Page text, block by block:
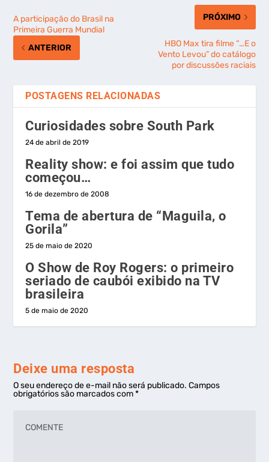
A participação do Brasil na
Primeira Guerra Mundial
ANTERIOR
PRÓXIMO
HBO Max tira filme “…E o
Vento Levou” do catálogo
por discussões raciais
POSTAGENS RELACIONADAS
Curiosidades sobre South Park
24 de abril de 2019
Reality show: e foi assim que tudo
começou…
16 de dezembro de 2008
Tema de abertura de “Maguila, o
Gorila”
25 de maio de 2020
O Show de Roy Rogers: o primeiro
seriado de caubói exibido na TV
brasileira
5 de maio de 2020
Deixe uma resposta
O seu endereço de e-mail não será publicado. Campos
obrigatórios são marcados com*